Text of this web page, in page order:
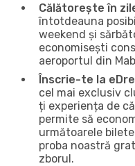
Călătorește în
întotdeauna
weekend și
economisești
aeroportul din
Înscrie-te la
cel mai exclusiv
ți experiența de
permite să
următoarele
proba noastră
zborul.